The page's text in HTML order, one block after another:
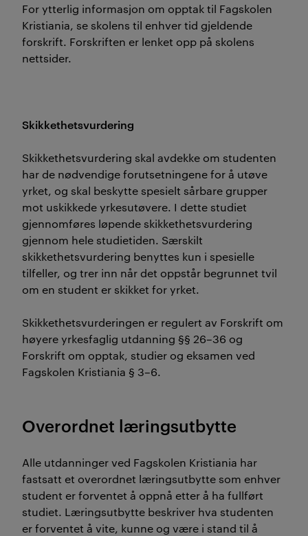
For ytterlig informasjon om opptak til Fagskolen
Kristiania, se skolens til enhver tid gjeldende
forskrift. Forskriften er lenket opp på skolens
nettsider.
Skikkethetsvurdering
Skikkethetsvurdering skal avdekke om studenten
har de nødvendige forutsetningene for å utøve
yrket, og skal beskytte spesielt sårbare grupper
mot uskikkede yrkesutøvere. I dette studiet
gjennomføres løpende skikkethetsvurdering
gjennom hele studietiden. Særskilt
skikkethetsvurdering benyttes kun i spesielle
tilfeller, og trer inn når det oppstår begrunnet tvil
om en student er skikket for yrket.
Skikkethetsvurderingen er regulert av Forskrift om
høyere yrkesfaglig utdanning §§ 26–36 og
Forskrift om opptak, studier og eksamen ved
Fagskolen Kristiania § 3–6.
Overordnet læringsutbytte
Alle utdanninger ved Fagskolen Kristiania har
fastsatt et overordnet læringsutbytte som enhver
student er forventet å oppnå etter å ha fullført
studiet. Læringsutbytte beskriver hva studenten
er forventet å vite, kunne og være i stand til å